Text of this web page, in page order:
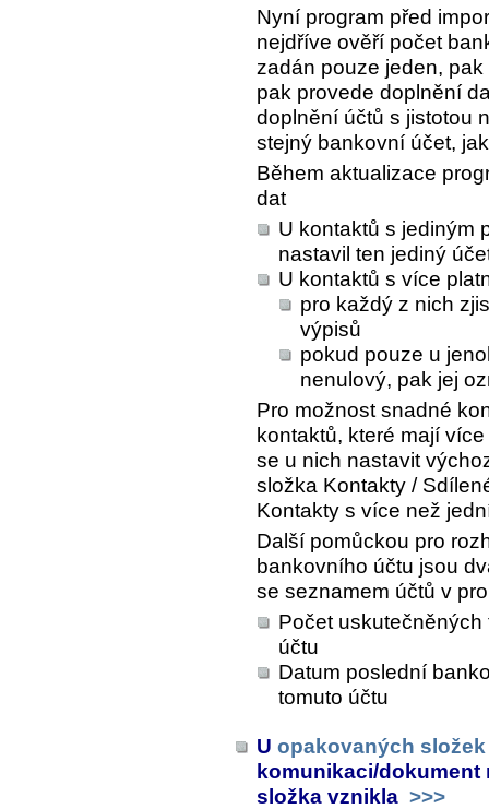
Nyní program před
nejdříve ověří počet
zadán pouze jeden,
pak provede doplnění
doplnění účtů s jistotou
stejný bankovní účet,
Během aktualizace
dat
U kontaktů s jediným
nastavil ten jediný
U kontaktů s více
pro každý z nich
výpisů
pokud pouze u
nenulový, pak jej
Pro možnost snadné
kontaktů, které mají
se u nich nastavit
složka Kontakty /
Kontakty s více než
Další pomůckou pro
bankovního účtu jsou
se seznamem účtů v
Počet
účtu
Datum poslední
tomuto účtu
U opakovaných složek
komunikaci/dokument
složka vznikla >>>